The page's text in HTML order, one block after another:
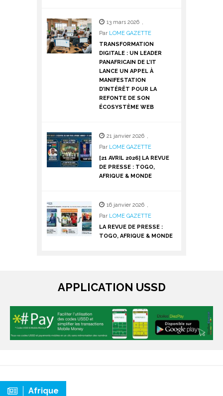
13 mars 2026 ,
Par LOME GAZETTE
TRANSFORMATION
DIGITALE : UN LEADER
PANAFRICAIN DE L’IT
LANCE UN APPEL À
MANIFESTATION
D’INTÉRÊT POUR LA
REFONTE DE SON
ÉCOSYSTÈME WEB
21 janvier 2026 ,
Par LOME GAZETTE
[21 AVRIL 2026] LA REVUE
DE PRESSE : TOGO,
AFRIQUE & MONDE
16 janvier 2026 ,
Par LOME GAZETTE
LA REVUE DE PRESSE :
TOGO, AFRIQUE & MONDE
APPLICATION USSD
Afrique